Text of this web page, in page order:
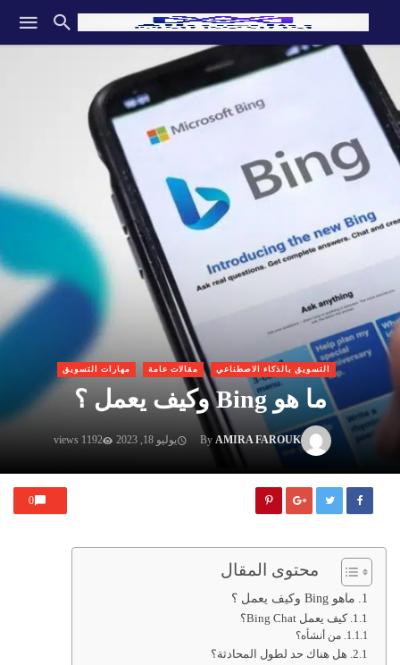
التسويق بالذكاء الاصطناعي مقالات عامة مهارات التسويق
ما هو Bing وكيف يعمل ؟
By AMIRA FAROUK يوليو 18, 2023 1192 views
0
محتوى المقال
ماهو Bing وكيف يعمل ؟
كيف يعمل Bing Chat؟
من أنشأه؟
هل هناك حد لطول المحادثة؟